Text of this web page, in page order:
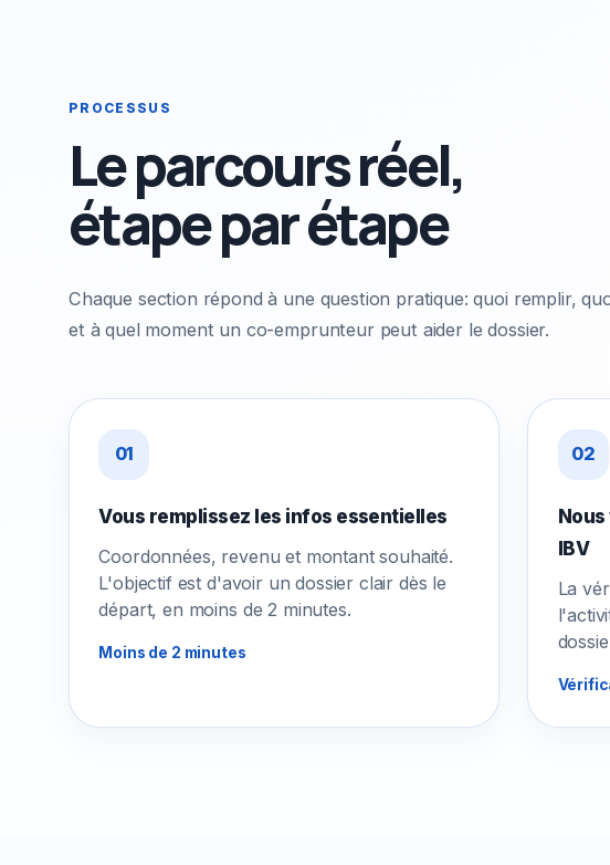
PROCESSUS
Le parcours réel,
étape par étape
Chaque section répond à une question pratique: quoi remplir,
et à quel moment un co-emprunteur peut aider le dossier.
01
Vous remplissez les infos essentielles
Coordonnées, revenu et montant souhaité.
L'objectif est d'avoir un dossier clair dès le
départ, en moins de 2 minutes.
Moins de 2 minutes
02
IBV
La